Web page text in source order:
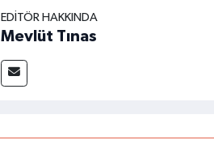
EDITÖR HAKKINDA
Mevlüt Tınas